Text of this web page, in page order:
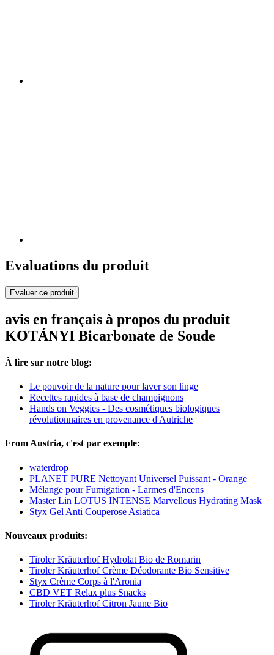
Evaluations du produit
Evaluer ce produit
avis en français à propos du produit
KOTÁNYI Bicarbonate de Soude
À lire sur notre blog:
Le pouvoir de la nature pour laver son linge
Recettes rapides à base de champignons
Hands on Veggies - Des cosmétiques biologiques
révolutionnaires en provenance d'Autriche
From Austria, c'est par exemple:
waterdrop
PLANET PURE Nettoyant Universel Puissant - Orange
Mélange pour Fumigation - Larmes d'Encens
Master Lin LOTUS INTENSE Marvellous Hydrating Mask
Styx Gel Anti Couperose Asiatica
Nouveaux produits:
Tiroler Kräuterhof Hydrolat Bio de Romarin
Tiroler Kräuterhof Crème Déodorante Bio Sensitive
Styx Crème Corps à l'Aronia
CBD VET Relax plus Snacks
Tiroler Kräuterhof Citron Jaune Bio